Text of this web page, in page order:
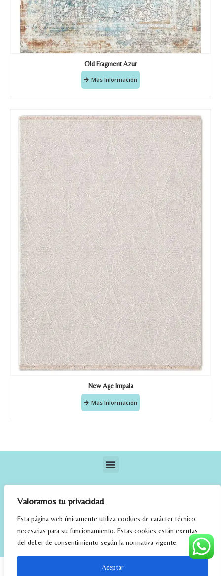
Valoramos tu privacidad
Esta página web únicamente utiliza cookies de carácter técnico,
necesarias para su funcionamiento. Estas cookies están exentas
del deber de consentimiento según la normativa vigente.
Aceptar
Old Fragment Azur
Más Información
New Age Impala
Más Información
elrincondefehmi.com © 2023. Designed By W Media